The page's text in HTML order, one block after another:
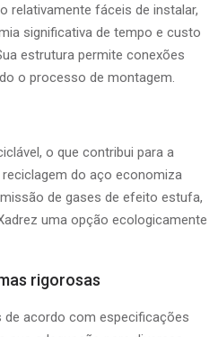
relativamente fáceis de instalar,
significativa de tempo e custo
estrutura permite conexões
o processo de montagem.
o que contribui para a
do aço economiza
de gases de efeito estufa,
uma opção ecologicamente
rigorosas
acordo com especificações